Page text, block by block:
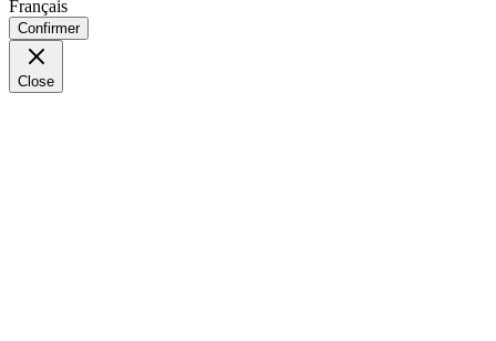
Français
Confirmer
Close